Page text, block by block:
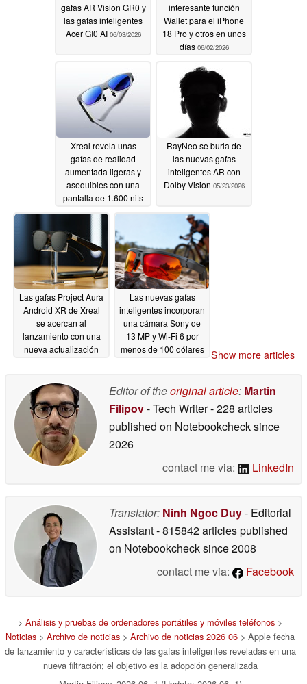
gafas AR Vision GR0 y
las gafas inteligentes
Acer GI0 AI 06/03/2026
interesante función
Wallet para el iPhone
18 Pro y otros en unos
días 06/02/2026
Xreal revela unas
gafas de realidad
aumentada ligeras y
asequibles con una
pantalla de 1.600 nits
05/27/2026
RayNeo se burla de
las nuevas gafas
inteligentes AR con
Dolby Vision 05/23/2026
Las gafas Project Aura
Android XR de Xreal
se acercan al
lanzamiento con una
nueva actualización
Las nuevas gafas
inteligentes incorporan
una cámara Sony de
13 MP y Wi-Fi 6 por
menos de 100 dólares
Show more articles
Editor of theoriginal article: Martin
Filipov- Tech Writer- 228 articles
published on Notebookchecksince
2026
contact me via:
LinkedIn
Translator: Ninh Ngoc Duy- Editorial
Assistant- 815842 articles published
on Notebookchecksince 2008
contact me via:
Facebook
> Análisis y pruebas de ordenadores portátiles y móviles teléfonos >
Noticias > Archivo de noticias > Archivo de noticias 2026 06 > Apple fecha
de lanzamiento y características de las gafas inteligentes reveladas en una
nueva filtración; el objetivo es la adopción generalizada